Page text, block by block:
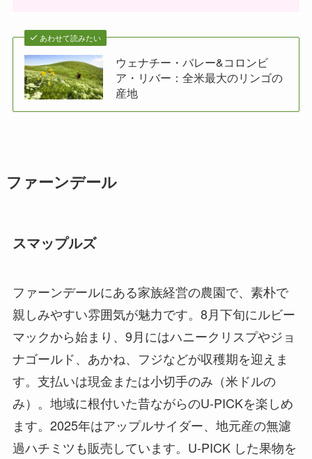
あわせて読みたい
ウェナチー・バレー&コロンビ
ア・リバー：全米最大のリンゴの
産地
ファーンデール
スマップルズ
ファーンデールにある家族経営の農園で、素朴で
親しみやすい雰囲気が魅力です。8月下旬にルビー
マックから始まり、9月にはハニークリスプやジョ
ナゴールド、あかね、フジなどが収穫期を迎えま
す。支払いは現金または小切手のみ（米ドルの
み）。地域に根付いた昔ながらのU-PICKを楽しめ
ます。2025年はアップルサイダー、地元産の無濾
過ハチミツも販売しています。U-PICK した果物を